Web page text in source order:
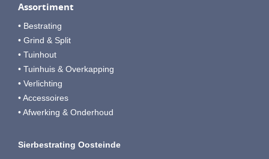
Assortiment
• Bestrating
• Grind & Split
• Tuinhout
• Tuinhuis & Overkapping
• Verlichting
• Accessoires
• Afwerking & Onderhoud
Sierbestrating Oosteinde